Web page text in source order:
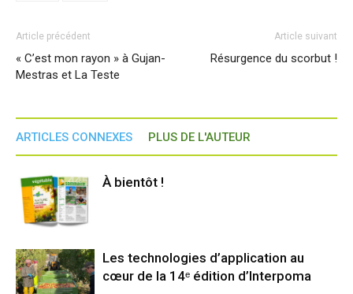
Article précédent
« C’est mon rayon » à Gujan-
Mestras et La Teste
Article suivant
Résurgence du scorbut !
ARTICLES CONNEXES PLUS DE L'AUTEUR
À bientôt !
Les technologies d’application au
cœur de la 14ᵉ édition d’Interpoma